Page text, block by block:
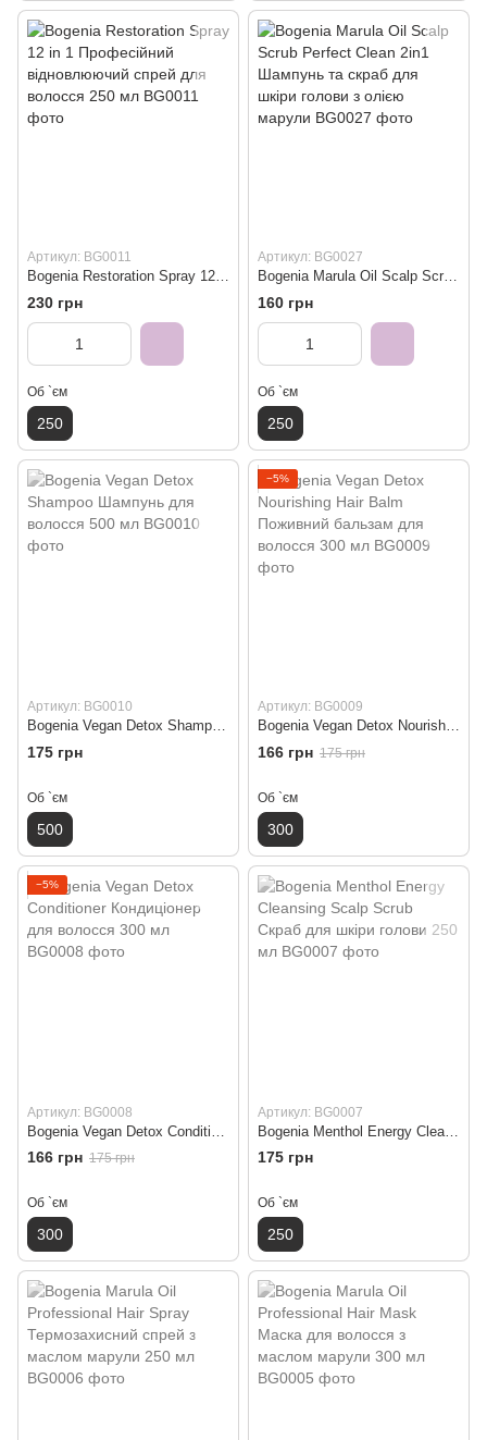
Артикул: BG0011
Bogenia Restoration Spray 12 in 1 Професійний відновлюючий спрей для волосся 250 мл
230 грн
Об `єм
250
Артикул: BG0027
Bogenia Marula Oil Scalp Scrub Perfect Clean 2in1 Шампунь та скраб для шкіри голови з олією марули
160 грн
Об `єм
250
Артикул: BG0010
175 грн
Об `єм
500
−5%
Артикул: BG0009
166 грн 175 грн
Об `єм
300
−5%
Артикул: BG0008
166 грн 175 грн
Об `єм
300
Артикул: BG0007
175 грн
Об `єм
250